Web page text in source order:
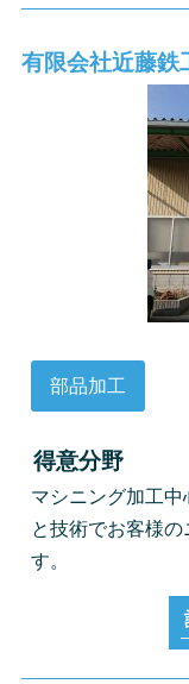
有限会社近藤鉄
部品加工
得意分野
マシニング加工
と技術でお客様
す。